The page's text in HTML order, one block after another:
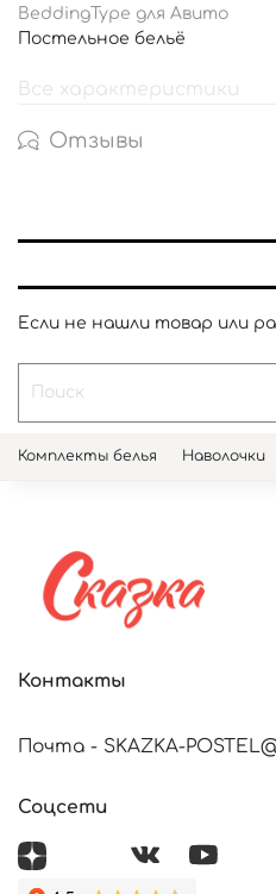
BeddingType для Авито
Постельное бельё
Все характеристики
Отзывы
Если не нашли товар или
Комплекты белья Наволочки
Контакты
Почта - SKAZKA-
Соцсети